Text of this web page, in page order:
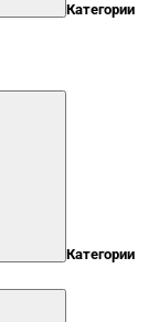
Категории
Категории